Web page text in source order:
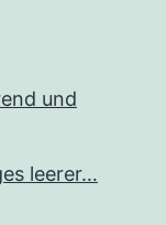
und
leerer…